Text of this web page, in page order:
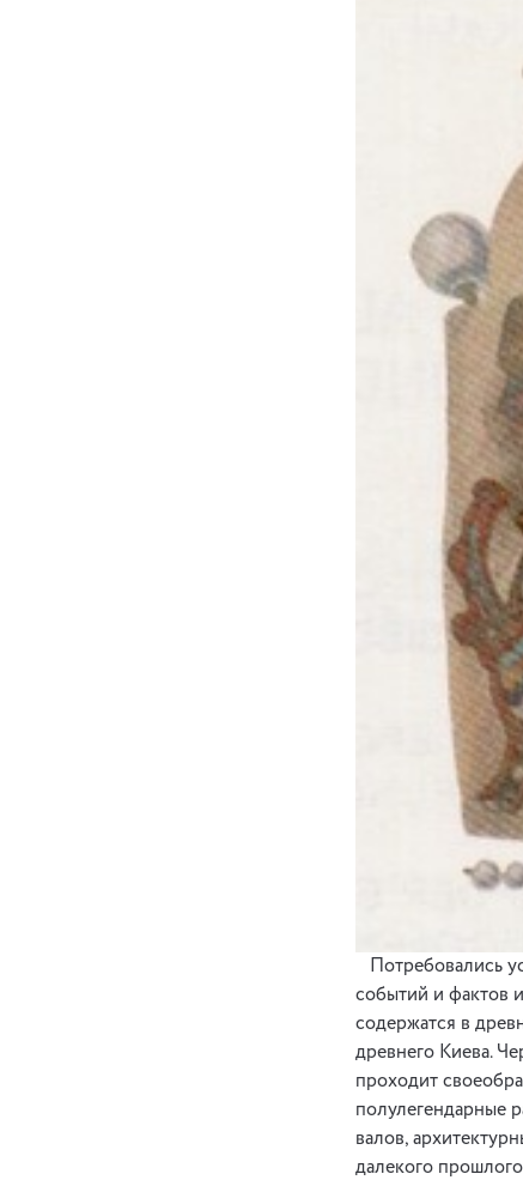
Потребовались
событий и фактов
содержатся в
древнего Киева.
проходит
полулегендарные
валов,
далекого